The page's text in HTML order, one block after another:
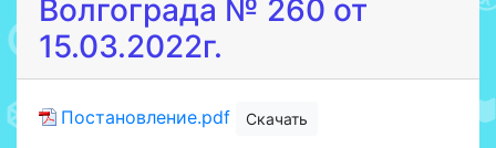
Волгограда № 260 от
15.03.2022г.
Постановление.pdf Скачать